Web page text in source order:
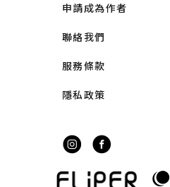
申請成為作者
聯絡我們
服務條款
隱私政策